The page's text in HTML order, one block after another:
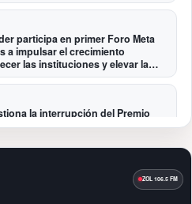
participa en primer Foro Meta
a impulsar el crecimiento
las instituciones y elevar la
la interrupción del Premio
“Un país que deja de
responde a fundamentos